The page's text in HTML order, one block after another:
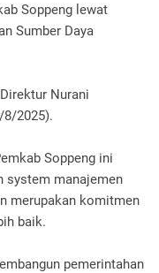
Soppeng lewat
Sumber Daya
Nurani
8/2025).
Soppeng ini
system manajemen
merupakan komitmen
baik.
pemerintahan